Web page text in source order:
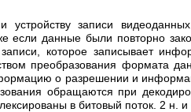
записи
если данные были повторно
которое записывает
преобразования формата
о разрешении и
обращаются при
в битовый поток. 2 н.